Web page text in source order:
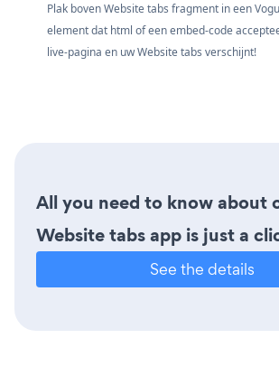
Plak boven Website tabs fragment in een
element dat html of een embed-code
live-pagina en uw Website tabs verschijnt!
All you need to know about
Website tabs app is just a
See the details